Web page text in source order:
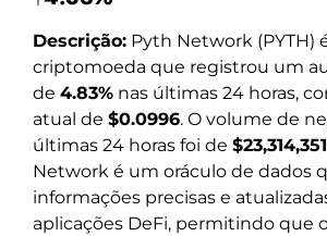
Descrição: Pyth Network (PYTH)
criptomoeda que registrou um
de 4.83% nas últimas 24 horas,
atual de $0.0996. O volume de
últimas 24 horas foi de $23,314,351
Network é um oráculo de dados
informações precisas e
aplicações DeFi, permitindo que